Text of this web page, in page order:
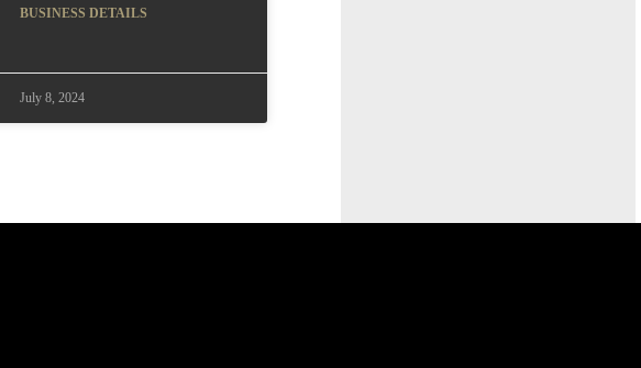
BUSINESS DETAILS
July 8, 2024